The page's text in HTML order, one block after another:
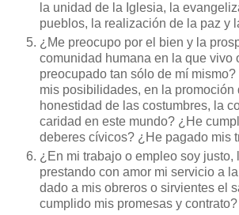
la unidad de la Iglesia, la
pueblos, la realización de la paz y
¿Me preocupo por el bien y la
comunidad humana en la que vivo
preocupado tan sólo de mí
mis posibilidades, en la promoción
honestidad de las costumbres, la
caridad en este mundo? ¿He
deberes cívicos? ¿He pagado mis
¿En mi trabajo o empleo soy justo,
prestando con amor mi servicio a
dado a mis obreros o sirvientes el
cumplido mis promesas y contrato?